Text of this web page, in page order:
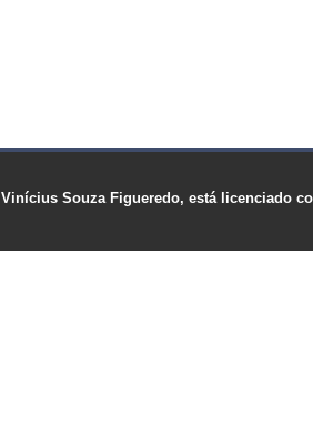
Vinícius Souza Figueredo, está licenciado